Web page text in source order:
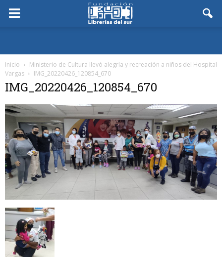
Inicio
Ministerio de Cultura llevó alegría y recreación a niños del Hospital
Vargas
IMG_20220426_120854_670
IMG_20220426_120854_670